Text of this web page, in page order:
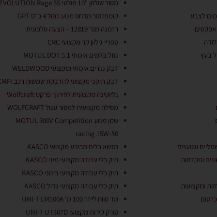
לצבע
אפקטים
בעץ
ונטענים
ומקדחות
ומקצועות
מסור שולחן "10 מולטי EVOLUTION Rage 5S
קומפרסור מדחס מנוע כפול 4 כ"ס GPT
הזמנה מס' 12819 – הצעה טלפונית
ספריי גילוון קר מקצועי CRC
נוזל בלמים איכותי MOTUL DOT 5.1
דבק נגרים איכותי ומקצועי WELDWOOD
דבק תיקני מקצועי להדבקת שמשות רכב EMFI
גליוטינה מקצועית לחיתוך פרקט Wolfcraft
מסילה מקצועית למסור עגול WOLFCRAFT
שמן מנוע MOTUL 300V Competition
racing 15W-50
מנשא כלים מרובע מקצועי KASCO
תיק כלי עבודה מקצועי מיני KASCO
תיק כלי עבודה מקצועי בינוני KASCO
תיק כלי עבודה מקצועי גדול KASCO
מד טווח לייזר 100 מ' UNI-T LM100A
סורק קירות מקצועי UNI-T UT387D